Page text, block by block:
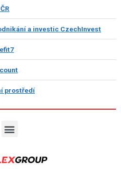
a investic CzechInvest
prostředí